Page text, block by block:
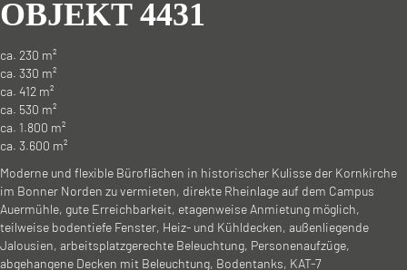
OBJEKT 4431
ca. 230 m²
ca. 330 m²
ca. 412 m²
ca. 530 m²
ca. 1.800 m²
ca. 3.600 m²
Moderne und flexible Büroflächen in historischer Kulisse der Kornkirche
im Bonner Norden zu vermieten, direkte Rheinlage auf dem Campus
Auermühle, gute Erreichbarkeit, etagenweise Anmietung möglich,
teilweise bodentiefe Fenster, Heiz- und Kühldecken, außenliegende
Jalousien, arbeitsplatzgerechte Beleuchtung, Personenaufzüge,
abgehangene Decken mit Beleuchtung, Bodentanks, KAT-7